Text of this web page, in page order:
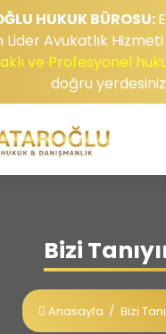
HUKUK BÜROSU:
Lider Avukatlık Hizmeti
ve Profesyonel
doğru
Bizi
Anasayfa / Bizi